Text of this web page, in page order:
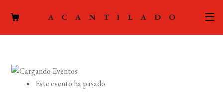
Este evento ha pasado.